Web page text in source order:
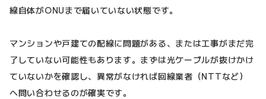
線自体がONUまで届いていない状態です。
マンションや戸建ての配線に問題がある、または工事がまだ完
了していない可能性もあります。まずは光ケーブルが抜けかけ
ていないかを確認し、異常がなければ回線業者（NTTなど）
へ問い合わせるのが確実です。